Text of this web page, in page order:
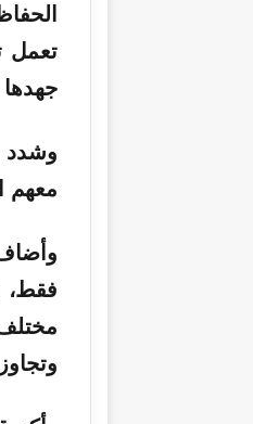
تعمل
جهدها
وشدد
معهم
فقط،